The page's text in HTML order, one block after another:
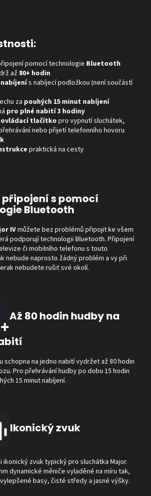
pomocí technologie Bluetooth
až 80+ hodin
s nabíjecí podložkou (není součástí
za pouhých 15 minut nabíjení
pro plné nabití 3 hodiny
ovládací tlačítko pro vypnutí sluchátek,
nebo přijetí telefonního hovoru
praktická na cesty
připojení s pomocí
Bluetooth
IVmůžete bez problémů připojit ke všem
podporují technologii Bluetooth. Připojení
či mobilního telefonu s touto
nebude naprosto žádný problém a vy při
nebudete rušit své okolí.
Až 80 hodin hudby na
schopna na jedno nabití vydržet až 80 hodin
Pro přehrávání hudby po dobu 15 hodin
15 minut nabíjení.
Ikonický zvuk
ikonický zvuk typický pro sluchátka Major.
dynamické měniče vyladěné na míru tak,
basy, čisté středy a jasné výšky.